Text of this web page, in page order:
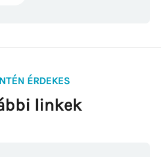
ÉRDEKES
linkek